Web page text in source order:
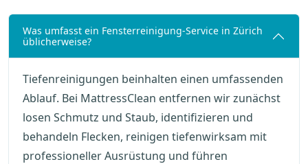
Was umfasst ein Fensterreinigung-Service in Zürich
üblicherweise?
Tiefenreinigungen beinhalten einen umfassenden
Ablauf. Bei MattressClean entfernen wir zunächst
losen Schmutz und Staub, identifizieren und
behandeln Flecken, reinigen tiefenwirksam mit
professioneller Ausrüstung und führen